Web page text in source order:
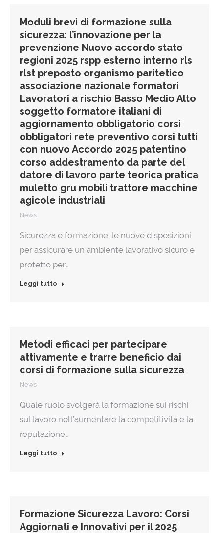
Moduli brevi di formazione sulla
sicurezza: l’innovazione per la
prevenzione Nuovo accordo stato
regioni 2025 rspp esterno interno rls
rlst preposto organismo paritetico
associazione nazionale formatori
Lavoratori a rischio Basso Medio Alto
soggetto formatore italiani di
aggiornamento obbligatorio corsi
obbligatori rete preventivo corsi tutti
con nuovo Accordo 2025 patentino
corso addestramento da parte del
datore di lavoro parte teorica pratica
muletto gru mobili trattore macchine
agicole industriali
News
Sicurezza e formazione: le nuove disposizioni
per assicurare un ambiente lavorativo sicuro e
protetto per…
Leggi tutto
Metodi efficaci per partecipare
attivamente e trarre beneficio dai
corsi di formazione sulla sicurezza
News
Quale ruolo svolgerà la formazione sui rischi
sul lavoro nell’aumentare la competitività e la
reputazione…
Leggi tutto
Formazione Sicurezza Lavoro: Corsi
Aggiornati e Innovativi per il 2025